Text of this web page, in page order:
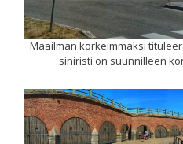
Maailman korkeimmaksi
siniristi on suunnilleen